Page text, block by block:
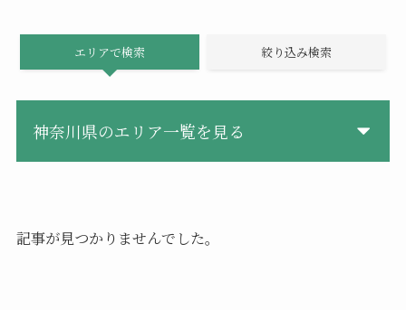
エリアで検索 絞り込み検索
神奈川県のエリア一覧を見る
記事が見つかりませんでした。